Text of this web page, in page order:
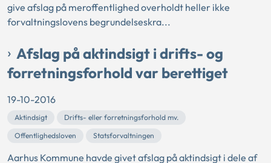
give afslag på meroffentlighed overholdt heller ikke
forvaltningslovens begrundelseskra...
Afslag på aktindsigt i drifts- og
forretningsforhold var berettiget
19-10-2016
Aktindsigt
Drifts- eller forretningsforhold mv.
Offentlighedsloven
Statsforvaltningen
Aarhus Kommune havde givet afslag på aktindsigt i dele af